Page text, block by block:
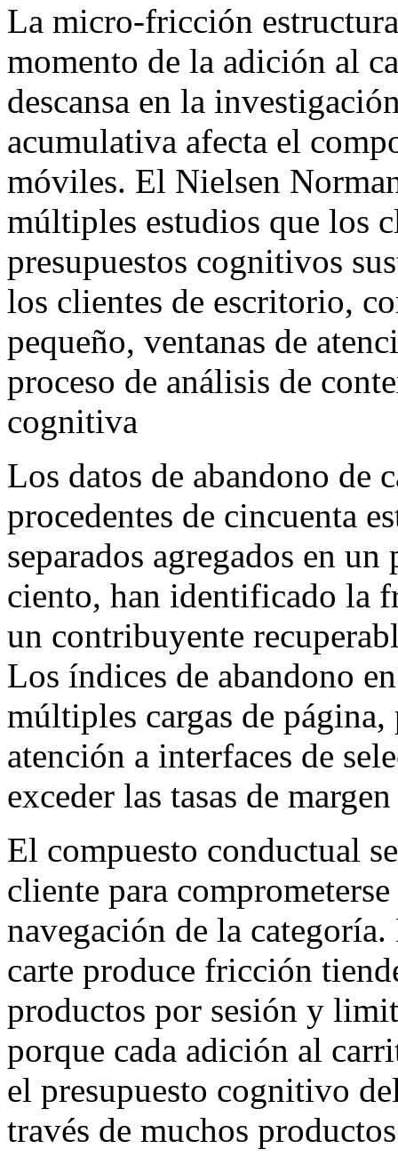
La micro-fricción
momento de la adición al
descansa en la
acumulativa afecta el
móviles. El Nielsen
múltiples estudios que los
presupuestos cognitivos
los clientes de escritorio,
pequeño, ventanas de
proceso de análisis de
cognitiva
Los datos de abandono de
procedentes de cincuenta
separados agregados en
ciento, han identificado la
un contribuyente
Los índices de abandono
múltiples cargas de página,
atención a interfaces de
exceder las tasas de
El compuesto conductual
cliente para
navegación de la
carte produce fricción
productos por sesión y
porque cada adición al
el presupuesto cognitivo
través de muchos